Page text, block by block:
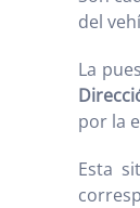
del
La
por la
Esta